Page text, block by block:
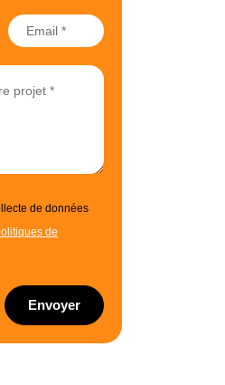
de données
de
Envoyer